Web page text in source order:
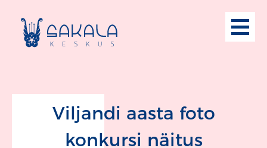
Viljandi aasta foto
konkursi näitus